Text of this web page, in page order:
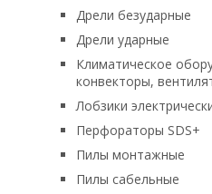
Дрели безударные
Дрели ударные
Климатическое
конвекторы,
Лобзики
Перфораторы SDS+
Пилы монтажные
Пилы сабельные